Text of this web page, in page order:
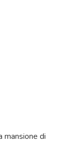
mansione di